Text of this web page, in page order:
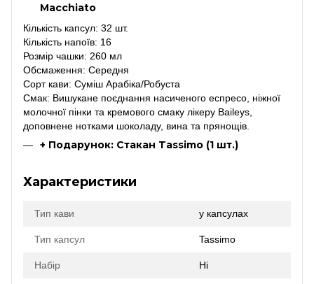
Macchiato
Кількість капсул: 32 шт.
Кількість напоїв: 16
Розмір чашки: 260 мл
Обсмаження: Середня
Сорт кави: Суміш Арабіка/Робуста
Смак: Вишукане поєднання насиченого еспресо, ніжної
молочної пінки та кремового смаку лікеру Baileys,
доповнене нотками шоколаду, вина та прянощів.
+ Подарунок: Стакан Tassimo (1 шт.)
Характеристики
Тип кави у капсулах
Тип капсул Tassimo
Набір Ні